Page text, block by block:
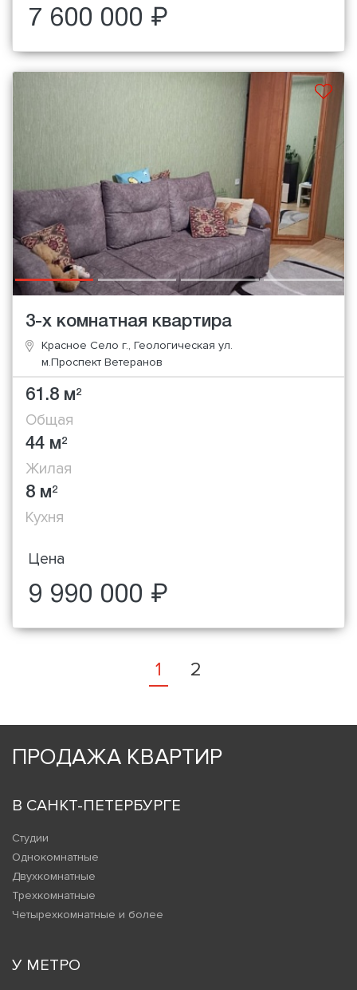
7 600 000 ₽
3-х комнатная квартира
Красное Село г., Геологическая ул.
м.Проспект Ветеранов
61.8 м2
Общая
44 м2
Жилая
8 м2
Кухня
Цена
9 990 000 ₽
1 2
ПРОДАЖА КВАРТИР
В САНКТ-ПЕТЕРБУРГЕ
Студии
Однокомнатные
Двухкомнатные
Трехкомнатные
Четырехкомнатные и более
У МЕТРО